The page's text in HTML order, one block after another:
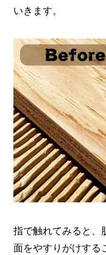
いきます。
指で触れてみると
面をやすりがけする